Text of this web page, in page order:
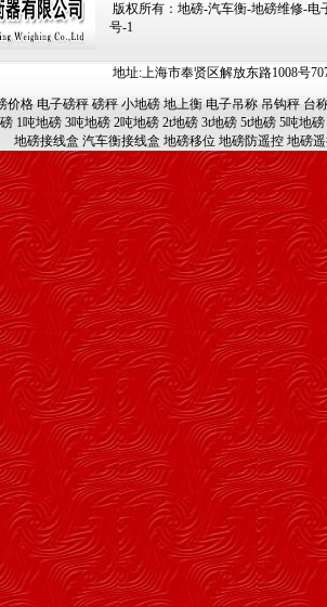
版权所有：地磅-汽车衡-地磅维修-电
号-1
地址:上海市奉贤区解放东路1008号
价格 电子磅秤 磅秤 小地磅 地上衡 电子吊称 吊钩秤 台
1吨地磅 3吨地磅 2吨地磅 2t地磅 3t地磅 5t地磅 5吨地磅
地磅接线盒 汽车衡接线盒 地磅移位 地磅防遥控 地磅